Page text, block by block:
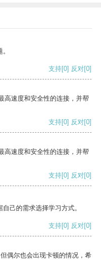
支持[0] 反对[0]
高速度和安全性的连接，并帮
支持[0] 反对[0]
高速度和安全性的连接，并帮
支持[0] 反对[0]
己的需求选择学习方式。
支持[0] 反对[0]
偶尔也会出现卡顿的情况，希